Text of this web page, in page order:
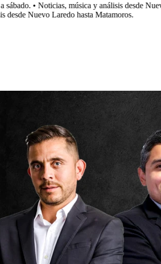
• Noticias, música y análisis desde Nuevo
Nuevo Laredo hasta Matamoros.